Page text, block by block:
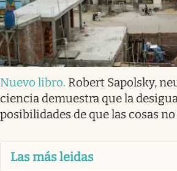
Nuevo libro. Robert Sapolsky,
ciencia demuestra que la
posibilidades de que las cosas no
Las más leidas